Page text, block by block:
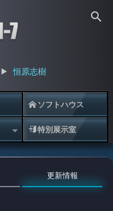
search
恒原志樹
 ソフトハウス
 特別展示室
更新情報